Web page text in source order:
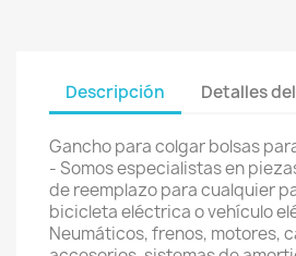
Descripción Detalles
Gancho para colgar bolsas
- Somos especialistas en
de reemplazo para cualquier
bicicleta eléctrica o vehículo
Neumáticos, frenos, motores,